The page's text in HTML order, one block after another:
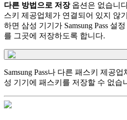
다른 방법으로 저장옵션은 없습니
스키 제공업체가 연결되어 있지 않
하면 삼성 기기가 Samsung Pass 설
를 그곳에 저장하도록 합니다.
Samsung Pass나 다른 패스키 제공
성 기기에 패스키를 저장할 수 없습